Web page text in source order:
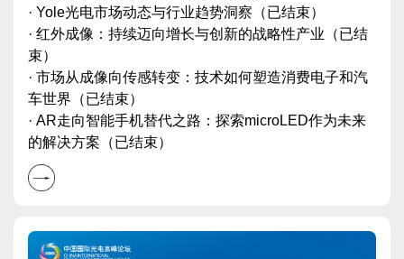
· Yole光电市场动态与行业趋势洞察（已结束）
· 红外成像：持续迈向增长与创新的战略性产业（已结
束）
· 市场从成像向传感转变：技术如何塑造消费电子和汽
车世界（已结束）
· AR走向智能手机替代之路：探索microLED作为未来
的解决方案（已结束）